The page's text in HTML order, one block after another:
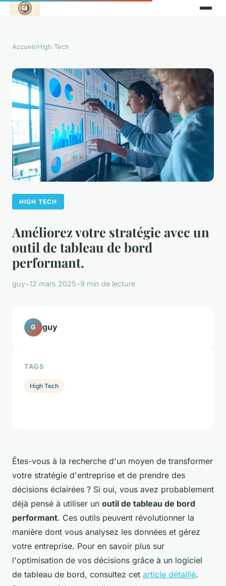
Accueil›High Tech
HIGH TECH
Améliorez votre stratégie avec un
outil de tableau de bord
performant.
guy•12 mars 2025•9 min de lecture
Êtes-vous à la recherche d'un moyen de transformer
votre stratégie d'entreprise et de prendre des
décisions éclairées ? Si oui, vous avez probablement
déjà pensé à utiliser un outil de tableau de bord
performant. Ces outils peuvent révolutionner la
manière dont vous analysez les données et gérez
votre entreprise. Pour en savoir plus sur
l'optimisation de vos décisions grâce à un logiciel
de tableau de bord, consultez cet article détaillé.
G guy
TAGS
High Tech